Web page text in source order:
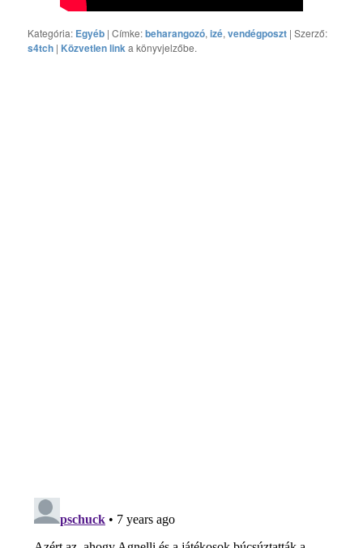
Kategória: Egyéb | Címke:beharangozó,izé,vendégposzt | Szerző:
s4tch | Közvetlen linka könyvjelzőbe.